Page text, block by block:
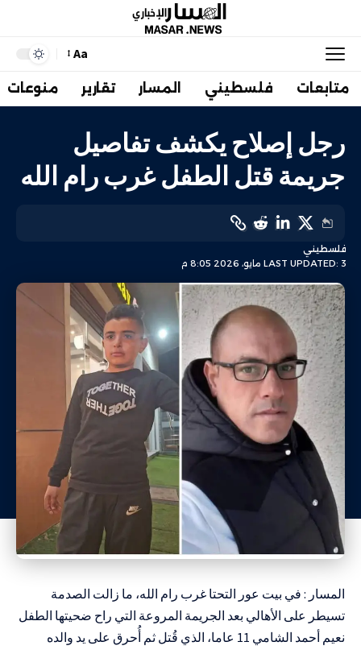
Aa
متابعات فلسطيني المسار تقارير منوعات
رجل إصلاح يكشف تفاصيل
جريمة قتل الطفل غرب رام الله
LAST UPDATED: 3 مايو، 2026 8:05 م
فلسطيني
المسار : في بيت عور التحتا غرب رام الله، ما زالت الصدمة
تسيطر على الأهالي بعد الجريمة المروعة التي راح ضحيتها الطفل
نعيم أحمد الشامي 11 عاما، الذي قُتل ثم أُحرق على يد والده